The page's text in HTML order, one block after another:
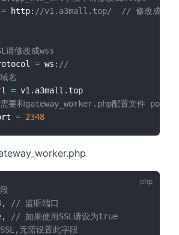
= http: //v1.a3mall.top/  // 修改成您的
请修改成wss
= ws : //
名
= v1 . a3mall .
要和gateway_worker.php配置文件 port字
= 2348
,
// 监听端口
,
// 如果使用SSL请设为true
无需设置此字段